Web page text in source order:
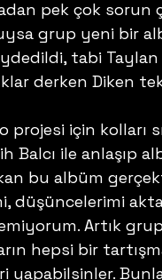
pek çok sorun
grup yeni bir
tabi Taylan
derken Diken
için kolları
Balcı ile anlaşıp
bu albüm
düşüncelerimi
Artık
hepsi bir
yapabilsinler.